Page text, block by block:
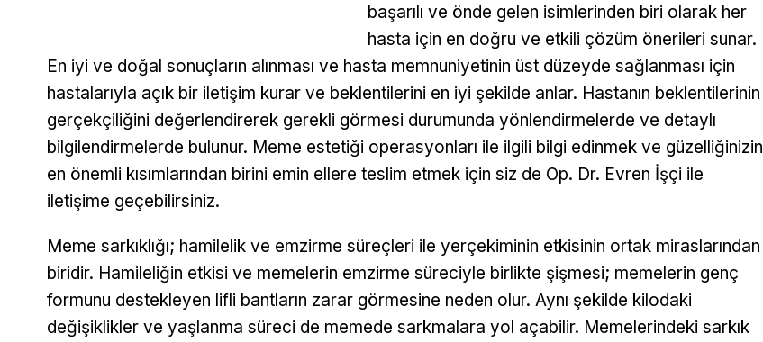
başarılı ve önde gelen isimlerinden biri olarak her
hasta için en doğru ve etkili çözüm önerileri sunar.
En iyi ve doğal sonuçların alınması ve hasta memnuniyetinin üst düzeyde sağlanması için
hastalarıyla açık bir iletişim kurar ve beklentilerini en iyi şekilde anlar. Hastanın beklentilerinin
gerçekçiliğini değerlendirerek gerekli görmesi durumunda yönlendirmelerde ve detaylı
bilgilendirmelerde bulunur. Meme estetiği operasyonları ile ilgili bilgi edinmek ve güzelliğinizin
en önemli kısımlarından birini emin ellere teslim etmek için siz de Op. Dr. Evren İşçi ile
iletişime geçebilirsiniz.
Meme sarkıklığı; hamilelik ve emzirme süreçleri ile yerçekiminin etkisinin ortak miraslarından
biridir. Hamileliğin etkisi ve memelerin emzirme süreciyle birlikte şişmesi; memelerin genç
formunu destekleyen lifli bantların zarar görmesine neden olur. Aynı şekilde kilodaki
değişiklikler ve yaşlanma süreci de memede sarkmalara yol açabilir. Memelerindeki sarkık